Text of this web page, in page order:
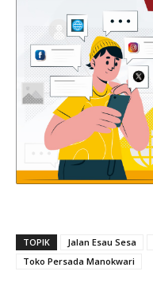
TOPIK Jalan Esau Sesa
Toko Persada Manokwari